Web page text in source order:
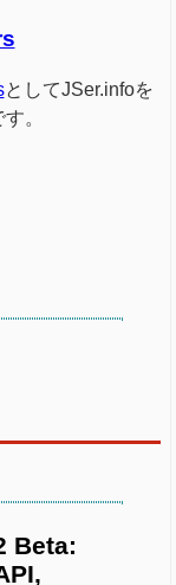
としてJSer.infoを
。
Beta: